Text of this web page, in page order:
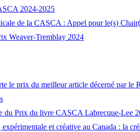
2024-2025
de la CASCA : Appel pour le(s)
Weaver-Tremblay 2024
le prix du meilleur article décerné par le
du Prix du livre CASCA Labrecque-Lee
et créative au Canada : la